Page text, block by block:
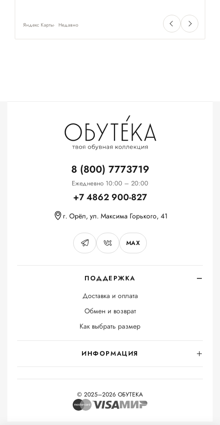
Яндекс Карты Недавно
ПОДДЕРЖКА
Доставка и оплата
Обмен и возврат
Как выбрать размер
ИНФОРМАЦИЯ
8 (800) 7773719
Ежедневно 10:00 – 20:00
+7 4862 900-827
г. Орёл, ул. Максима Горького, 41
MAX
© 2025–2026 ОБУТЕКА